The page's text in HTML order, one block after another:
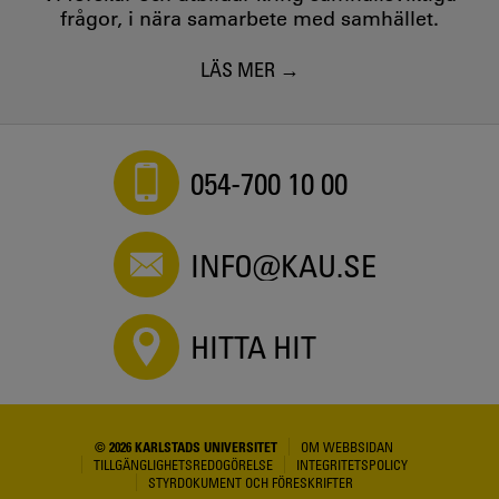
frågor, i nära samarbete med samhället.
LÄS MER
054-700 10 00
INFO@KAU.SE
HITTA HIT
© 2026 KARLSTADS UNIVERSITET
OM WEBBSIDAN
TILLGÄNGLIGHETSREDOGÖRELSE
INTEGRITETSPOLICY
STYRDOKUMENT OCH FÖRESKRIFTER